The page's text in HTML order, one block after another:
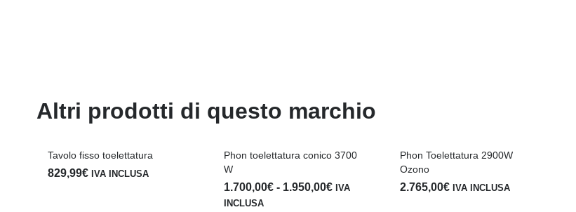
Altri prodotti di questo marchio
Tavolo fisso toelettatura
829,99€ IVA INCLUSA
Phon toelettatura conico 3700
W
1.700,00€ - 1.950,00€Fascia
IVA
INCLUSA
Phon Toelettatura 2900W
Ozono
2.765,00€ IVA INCLUSA